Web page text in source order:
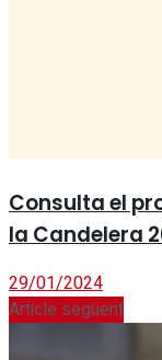
Consulta el
la Candelera
29/01/2024
Article següent